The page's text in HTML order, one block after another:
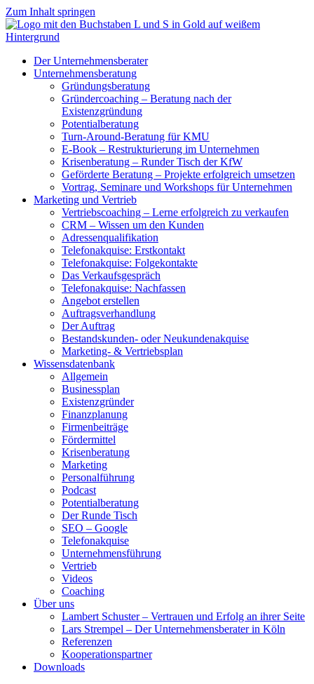
Zum Inhalt springen
Der Unternehmensberater
Unternehmensberatung
Gründungsberatung
Gründercoaching – Beratung nach der
Existenzgründung
Potentialberatung
Turn-Around-Beratung für KMU
E-Book – Restrukturierung im Unternehmen
Krisenberatung – Runder Tisch der KfW
Geförderte Beratung – Projekte erfolgreich umsetzen
Vortrag, Seminare und Workshops für Unternehmen
Marketing und Vertrieb
Vertriebscoaching – Lerne erfolgreich zu verkaufen
CRM – Wissen um den Kunden
Adressenqualifikation
Telefonakquise: Erstkontakt
Telefonakquise: Folgekontakte
Das Verkaufsgespräch
Telefonakquise: Nachfassen
Angebot erstellen
Auftragsverhandlung
Der Auftrag
Bestandskunden- oder Neukundenakquise
Marketing- & Vertriebsplan
Wissensdatenbank
Allgemein
Businessplan
Existenzgründer
Finanzplanung
Firmenbeiträge
Fördermittel
Krisenberatung
Marketing
Personalführung
Podcast
Potentialberatung
Der Runde Tisch
SEO – Google
Telefonakquise
Unternehmensführung
Vertrieb
Videos
Coaching
Über uns
Lambert Schuster – Vertrauen und Erfolg an ihrer Seite
Lars Strempel – Der Unternehmensberater in Köln
Referenzen
Kooperationspartner
Downloads